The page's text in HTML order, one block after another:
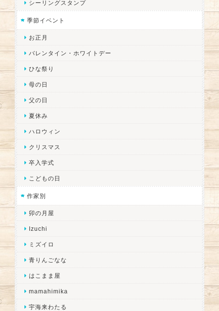
シーリングスタンプ
季節イベント
お正月
バレンタイン・ホワイトデー
ひな祭り
母の日
父の日
夏休み
ハロウィン
クリスマス
卒入学式
こどもの日
作家別
卯の月屋
Izuchi
ミズイロ
青りんごなな
はこまま屋
mamahimika
宇海来わたる